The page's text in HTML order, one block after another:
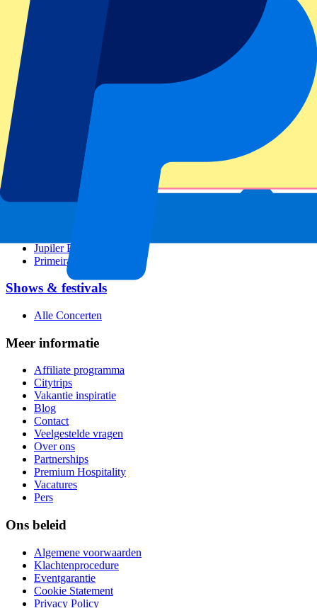
Alle sporten
Voetbal competities
Champions League
Premier League
Jupiler Pro League
Primeira Liga
Shows & festivals
Alle Concerten
Meer informatie
Affiliate programma
Citytrips
Vakantie inspiratie
Blog
Contact
Veelgestelde vragen
Over ons
Partnerships
Premium Hospitality
Vacatures
Pers
Ons beleid
Algemene voorwaarden
Klachtenprocedure
Eventgarantie
Cookie Statement
Privacy Policy